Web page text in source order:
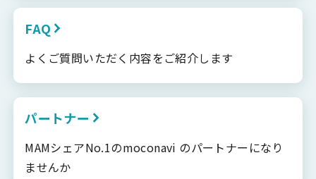
FAQ
よくご質問いただく内容をご紹介します
パートナー
MAMシェアNo.1のmoconavi のパートナーになり
ませんか